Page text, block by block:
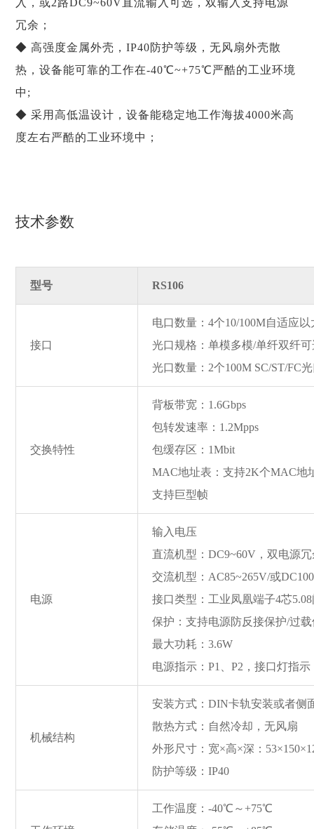
入，或2路DC9~60V直流输入可选，双输入支持电源
冗余；
◆ 高强度金属外壳，IP40防护等级，无风扇外壳散
热，设备能可靠的工作在-40℃~+75℃严酷的工业环境
中;
◆ 采用高低温设计，设备能稳定地工作海拔4000米高
度左右严酷的工业环境中；
技术参数
型号 RS106
接口
电口数量：4个10/100M自适应
光口规格：单模多模/单纤双纤
光口数量：2个100M SC/ST/FC
交换特性
背板带宽：1.6Gbps
包转发速率：1.2Mpps
包缓存区：1Mbit
MAC地址表：支持2K个MAC地
支持巨型帧
电源
输入电压
直流机型：DC9~60V，双电源
交流机型：AC85~265V/或
接口类型：工业凤凰端子4芯
保护：支持电源防反接保护/过
最大功耗：3.6W
电源指示：P1、P2，接口灯指示
机械结构
安装方式：DIN卡轨安装或者侧
散热方式：自然冷却，无风扇
外形尺寸：宽×高×深：
防护等级：IP40
工作温度：-40℃～+75℃